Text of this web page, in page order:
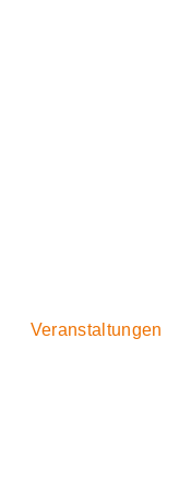
Veranstaltungen